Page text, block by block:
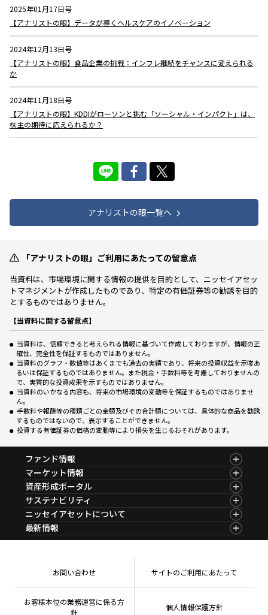
2025年01月17日号
【アナリストの眼】データが導くヘルスケアのイノベーション
2024年12月13日号
【アナリストの眼】食品企業の挑戦：インフレ継続をチャンスに変えられる
か
2024年11月18日号
【アナリストの眼】KDDIがローソンと挑む「ソーシャル・インパクト」は、
株主の期待に応えられるか？
アナリストの眼一覧へ
「アナリストの眼」ご利用にあたっての留意点
当資料は、市場環境に関する情報の提供を目的として、ニッセイアセッ
トマネジメントが作成したものであり、特定の有価証券等の勧誘を目的
とするものではありません。
【当資料に関する留意点】
当資料は、信頼できると考えられる情報に基づいて作成しておりますが、情報の正
確性、完全性を保証するものではありません。
当資料のグラフ・数値等はあくまでも過去の実績であり、将来の投資収益を示唆あ
るいは保証するものではありません。また税金・手数料等を考慮しておりませんの
で、実質的な投資成果を示すものではありません。
当資料のいかなる内容も、将来の市場環境の変動等を保証するものではありませ
ん。
手数料や報酬等の種類ごとの金額及びその合計額については、具体的な商品を勧誘
するものではないので、表示することができません。
投資する有価証券の価格の変動等により損失を生じるおそれがあります。
ファンド情報
ファンド情報TOP
基準価額一覧
ファンド検索
ファンド比較
決算カレンダー
海外休日カレンダー
投資信託新商品のご案内
ちょこっと3分！ファンドシアター
有価証券届出書の効力の発生の有無について
こだわりのインデックスファンド 購入・換金手数料
なしシリーズ
確定拠出年金について
マーケット情報
マーケット情報TOP
マーケット指数
マーケットレポート
コラム
ファンドレポート
資産形成ポータル
資産形成ポータルTOP
資産形成サービス
Nダイレクト
資産形成サポート
NAMシティ
お問い合わせ
よくあるご質問
サステナビリティ
サステナビリティTOP
サステナビリティ経営
サステナブル投資
ニッセイアセットについて
ニッセイアセットについてTOP
会社情報
方針・その他開示情報
公式キャラクターのご紹介
最新情報
マーケットニュース
メディアお問い合わせ サイトのご利用にあたって
お客様本位の業務運営に係る方
針
個人情報保護方針